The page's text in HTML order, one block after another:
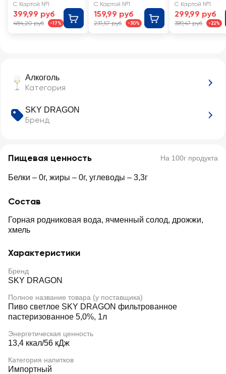
Алкоголь
Категория
SKY DRAGON
Бренд
Пищевая ценность На 100г продукта
Белки – 0г, жиры – 0г, углеводы – 3,3г
Состав
Горная родниковая вода, ячменный солод, дрожжи,
хмель
Характеристики
Бренд
SKY DRAGON
Полное название товара (у поставщика)
Пиво светлое SKY DRAGON фильтрованное
пастеризованное 5,0%, 1л
Энергетическая ценность
13,4 ккал/56 кДж
Категория напитков
Импортный
пастеризованное
неосветленное
4,1%
С Картой №1
399,99 руб
484,20 руб -17%
пастеризован
ное 5%
С Картой №1
159,99 руб
231,57 руб -30%
4,1%
С Картой №1
299,99 руб
389,47 руб -22%